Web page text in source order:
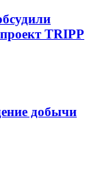
TRIPP
добычи